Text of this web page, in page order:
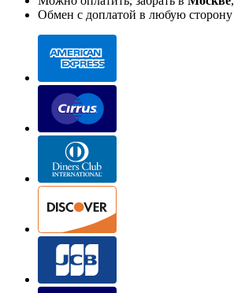
Обмен с доплатой в любую сторону